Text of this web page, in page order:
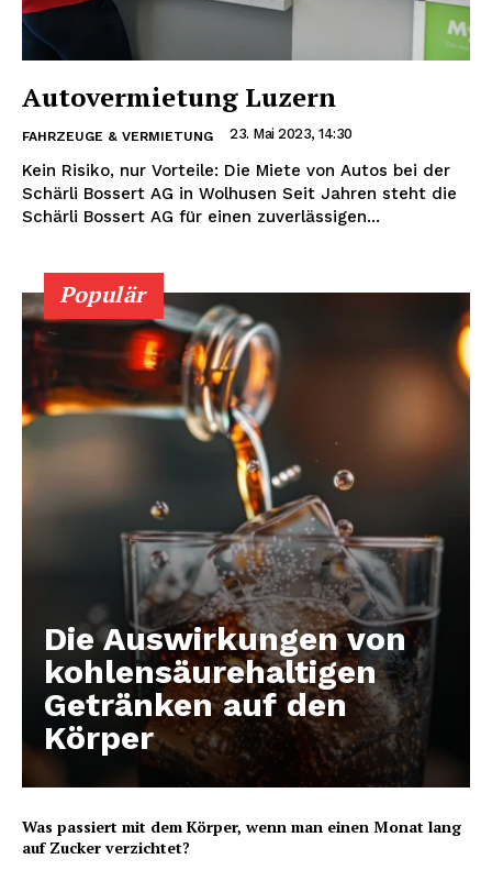
Autovermietung Luzern
FAHRZEUGE & VERMIETUNG 23. Mai 2023, 14:30
Kein Risiko, nur Vorteile: Die Miete von Autos bei der
Schärli Bossert AG in Wolhusen Seit Jahren steht die
Schärli Bossert AG für einen zuverlässigen...
Populär
Die Auswirkungen von
kohlensäurehaltigen
Getränken auf den
Körper
Was passiert mit dem Körper, wenn man einen Monat lang
auf Zucker verzichtet?